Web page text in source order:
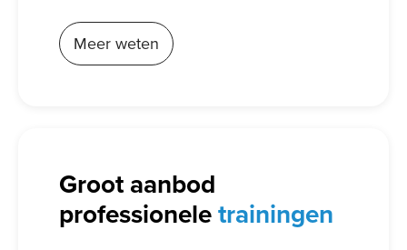
Meer weten
Groot aanbod
professioneletrainingen